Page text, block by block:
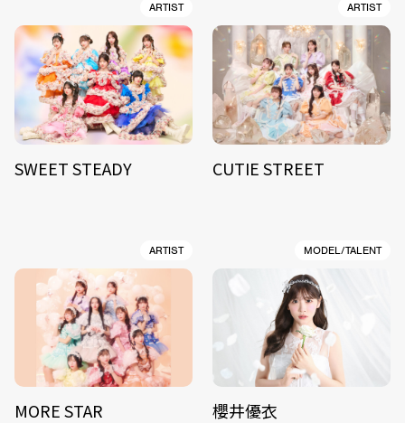
ARTIST
SWEET STEADY
ARTIST
CUTIE STREET
ARTIST
MORE STAR
MODEL/TALENT
櫻井優衣